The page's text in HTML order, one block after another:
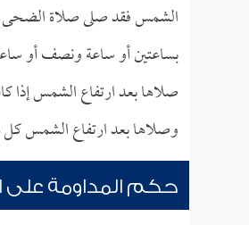
الشمس فقد صلى صلاة الضحى
بساعتين أو ساعة ونصف أو
صلاها بعد ارتفاع الشمس
وصلاها بعد ارتفاع الشمس
حكم المداومة على